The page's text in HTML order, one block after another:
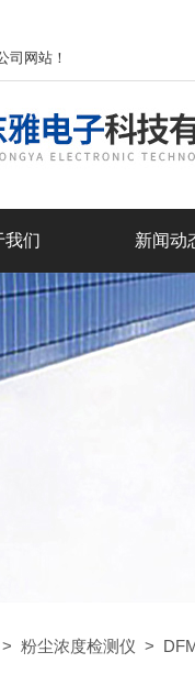
司网站！
我们 新闻动
> 粉尘浓度检测仪 >